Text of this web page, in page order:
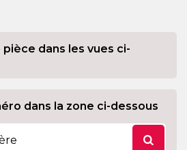
dans les vues ci-
dans la zone ci-dessous